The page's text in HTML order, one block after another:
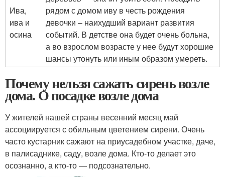
Ива,
ива и
осина
рядом с домом иву в честь рождения
девочки – наихудший вариант развития
событий. В детстве она будет очень больна,
а во взрослом возрасте у нее будут хорошие
шансы утонуть или иным образом умереть.
Почему нельзя сажать сирень возле
дома. О посадке возле дома
У жителей нашей страны весенний месяц май
ассоциируется с обильным цветением сирени. Очень
часто кустарник сажают на приусадебном участке, даче,
в палисаднике, саду, возле дома. Кто-то делает это
осознанно, а кто-то — подсознательно.